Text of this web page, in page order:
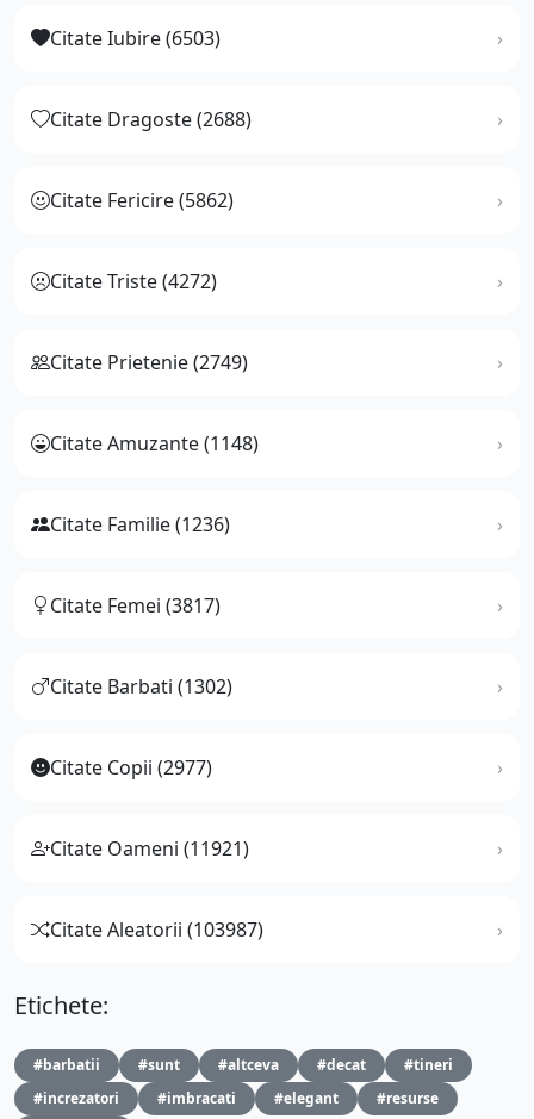
Citate Iubire (6503)
Citate Dragoste (2688)
Citate Fericire (5862)
Citate Triste (4272)
Citate Prietenie (2749)
Citate Amuzante (1148)
Citate Familie (1236)
Citate Femei (3817)
Citate Barbati (1302)
Citate Copii (2977)
Citate Oameni (11921)
Citate Aleatorii (103987)
Etichete:
#barbatii #sunt #altceva #decat
#tineri
#increzatori
#imbracati #elegant
#resurse